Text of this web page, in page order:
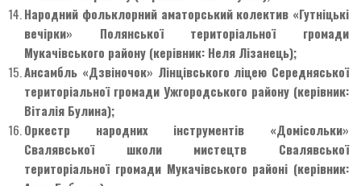
Народний фольклорний аматорський колектив «Гутніцькі
вечірки» Полянської територіальної громади
Мукачівського району (керівник: Неля Лізанець);
Ансамбль «Дзвіночок» Лінцівського ліцею Середняської
територіальної громади Ужгородського району (керівник:
Віталія Булина);
Оркестр народних інструментів «Домісольки»
Свалявської школи мистецтв Свалявської
територіальної громади Мукачівського районі (керівник: